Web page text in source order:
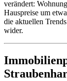
verändert:
Hauspreise um
die aktuellen
wider.